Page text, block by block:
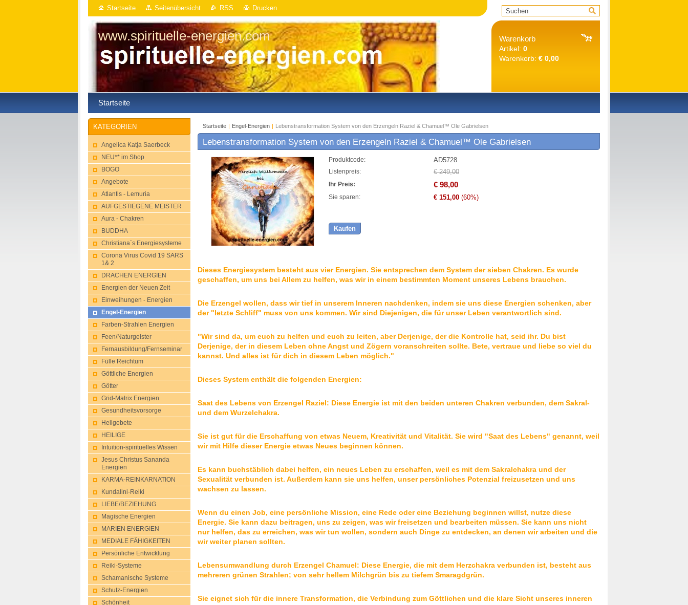
Startseite Seitenübersicht RSS Drucken
www.spirituelle-energien.com Warenkorb
Artikel: 0
Warenkorb: € 0,00
Startseite
Startseite | Engel-Energien | Lebenstransformation System von den Erzengeln Raziel & Chamuel™ Ole Gabrielsen
Lebenstransformation System von den Erzengeln Raziel & Chamuel™ Ole Gabrielsen
Produktcode: AD5728
Listenpreis: € 249,00
Ihr Preis: € 98,00
Sie sparen: € 151,00 (60%)
Kaufen
Dieses Energiesystem besteht aus vier Energien. Sie entsprechen dem System der sieben Chakren. Es wurde
geschaffen, um uns bei Allem zu helfen, was wir in einem bestimmten Moment unseres Lebens brauchen.
Die Erzengel wollen, dass wir tief in unserem Inneren nachdenken, indem sie uns diese Energien schenken, aber
der "letzte Schliff" muss von uns kommen. Wir sind Diejenigen, die für unser Leben verantwortlich sind.
"Wir sind da, um euch zu helfen und euch zu leiten, aber Derjenige, der die Kontrolle hat, seid ihr. Du bist
Derjenige, der in diesem Leben ohne Angst und Zögern voranschreiten sollte. Bete, vertraue und liebe so viel du
kannst. Und alles ist für dich in diesem Leben möglich."
Dieses System enthält die folgenden Energien:
Saat des Lebens von Erzengel Raziel: Diese Energie ist mit den beiden unteren Chakren verbunden, dem Sakral-
und dem Wurzelchakra.
Sie ist gut für die Erschaffung von etwas Neuem, Kreativität und Vitalität. Sie wird "Saat des Lebens" genannt, weil
wir mit Hilfe dieser Energie etwas Neues beginnen können.
Es kann buchstäblich dabei helfen, ein neues Leben zu erschaffen, weil es mit dem Sakralchakra und der
Sexualität verbunden ist. Außerdem kann sie uns helfen, unser persönliches Potenzial freizusetzen und uns
wachsen zu lassen.
Wenn du einen Job, eine persönliche Mission, eine Rede oder eine Beziehung beginnen willst, nutze diese
Energie. Sie kann dazu beitragen, uns zu zeigen, was wir freisetzen und bearbeiten müssen. Sie kann uns nicht
nur helfen, das zu erreichen, was wir tun wollen, sondern auch Dinge zu entdecken, an denen wir arbeiten und die
wir weiter planen sollten.
Lebensumwandlung durch Erzengel Chamuel: Diese Energie, die mit dem Herzchakra verbunden ist, besteht aus
mehreren grünen Strahlen; von sehr hellem Milchgrün bis zu tiefem Smaragdgrün.
Sie eignet sich für die innere Transformation, die Verbindung zum Göttlichen und die klare Sicht unseres inneren
KATEGORIEN
Angelica Katja Saerbeck
NEU** im Shop
BOGO
Angebote
Atlantis - Lemuria
AUFGESTIEGENE MEISTER
Aura - Chakren
BUDDHA
Christiana`s Energiesysteme
Corona Virus Covid 19 SARS
1& 2
DRACHEN ENERGIEN
Energien der Neuen Zeit
Einweihungen - Energien
Engel-Energien
Farben-Strahlen Energien
Feen/Naturgeis​ter
Fernausbildung/Fernseminar
Fülle Reichtum
Göttliche Energien
Götter
Grid-Matrix Energien
Gesu​ndheitsvorsorg​e
Heilgebete
HEILIGE
Intuition-spir​ituelles Wissen
Jesus Christus Sananda
Energien
KARMA-REINKARNATION
Kundalini-Reik​i
LIEBE/BEZIEHUNG
Magische Energien
MARIEN ENERGIEN
MEDIALE FÄHIGKEITEN
Persönliche Entwicklung
Reiki-Systeme
Schamanische Systeme
Schutz-Energie​n
Schönheit